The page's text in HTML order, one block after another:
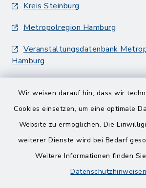
Wir weisen darauf hin, dass wir
Cookies einsetzen, um eine optimale
Website zu ermöglichen. Die
weiterer Dienste wird bei Bedarf
Weitere Informationen finden
Kreis Steinburg
Metropolregion Hamburg
Veranstaltungsdatenbank
Hamburg
Barrierefreiheit